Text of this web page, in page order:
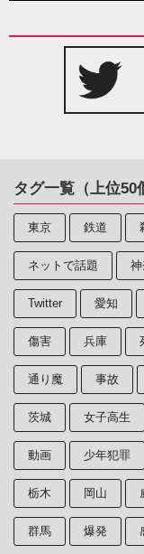
タグ一覧（上位50
東京 鉄道
ネットで話題 神
Twitter 愛知
傷害 兵庫
通り魔 事故
茨城 女子高生
動画 少年犯罪
栃木 岡山
群馬 爆発